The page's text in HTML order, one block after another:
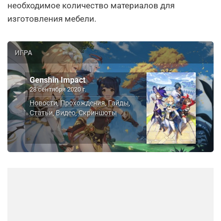
необходимое количество материалов для
изготовления мебели.
ИГРА
Genshin Impact
28 сентября 2020 г.
Новости,Прохождения,Гайды,
Статьи ,Видео,Скриншоты